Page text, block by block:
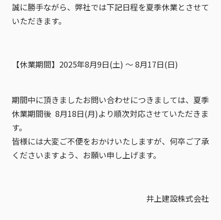
誠に勝手ながら、弊社では下記日程を夏季休業とさせて
いただきます。
【休業期間】2025年8月9日(土) ～ 8月17日(日)
期間中に頂きましたお問い合わせにつきましては、夏季
休業期間後 8月18日(月)より順次対応させていただきま
す。
皆様には大変ご不便をおかけいたしますが、何卒ご了承
くださいますよう、お願い申し上げます。
井上建設株式会社